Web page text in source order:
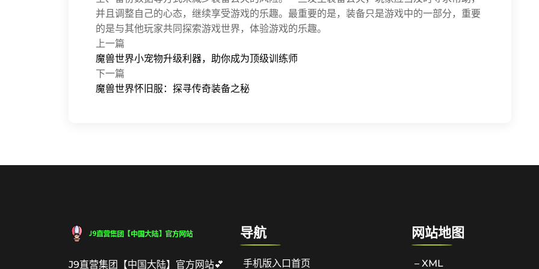
并且调整自己的心态，继续享受游戏的乐趣。最重要的是，装备只是游戏中的一部分，重要
的是与其他玩家共同探索游戏世界，体验游戏的乐趣。
上一篇
魔兽世界小宠物升级利器，助你成为顶级训练师
下一篇
魔兽世界怀旧服：探寻传奇装备之秘
J9直营集团【中国大陆】官方网站💕
导航
手机版入口首页
网站地图
– XML